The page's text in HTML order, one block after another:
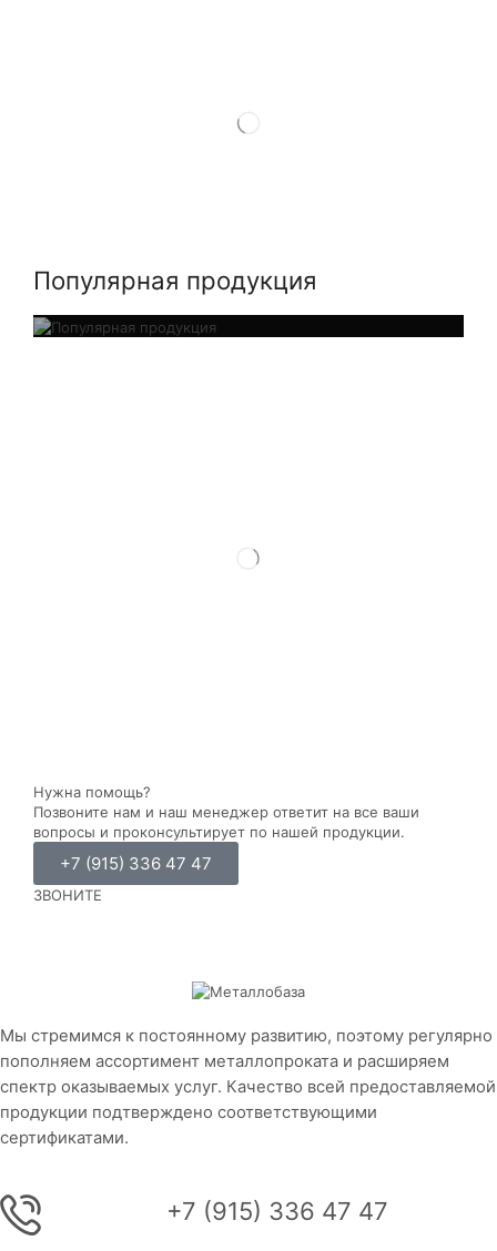
Популярная продукция
Нужна помощь?
Позвоните нам и наш менеджер ответит на все ваши
вопросы и проконсультирует по нашей продукции.
+7 (915) 336 47 47
ЗВОНИТЕ
Мы стремимся к постоянному развитию, поэтому регулярно
пополняем ассортимент металлопроката и расширяем
спектр оказываемых услуг. Качество всей предоставляемой
продукции подтверждено соответствующими
сертификатами.
+7 (915) 336 47 47